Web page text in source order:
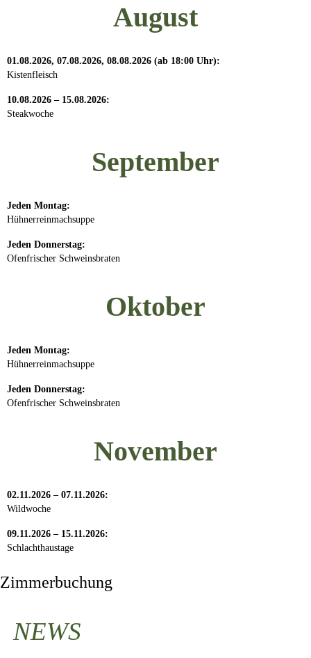
August
01.08.2026, 07.08.2026, 08.08.2026 (ab 18:00 Uhr):
Kistenfleisch
10.08.2026 – 15.08.2026:
Steakwoche
September
Jeden Montag:
Hühnerreinmachsuppe
Jeden Donnerstag:
Ofenfrischer Schweinsbraten
Oktober
Jeden Montag:
Hühnerreinmachsuppe
Jeden Donnerstag:
Ofenfrischer Schweinsbraten
November
02.11.2026 – 07.11.2026:
Wildwoche
09.11.2026 – 15.11.2026:
Schlachthaustage
Zimmerbuchung
NEWS